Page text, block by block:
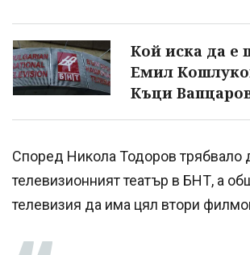
Кой иска да е
Емил
Къци
Според Никола Тодоров трябвало
телевизионният театър в БНТ, а
телевизия да има цял втори